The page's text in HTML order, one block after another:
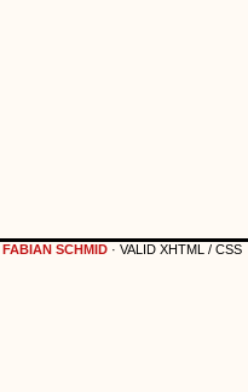
FABIAN SCHMID · VALID XHTML / CSS